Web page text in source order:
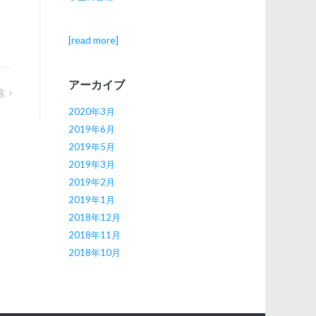
[read more]
アーカイブ
2020年3月
2019年6月
2019年5月
2019年3月
2019年2月
2019年1月
2018年12月
2018年11月
2018年10月